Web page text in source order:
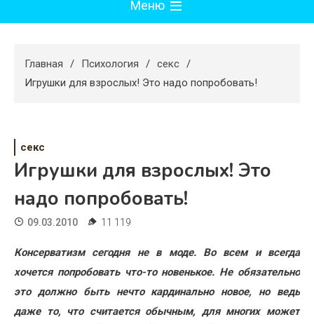
Меню
Худеем
Жизнь
Хобби
Красота
Недвижимость
Главная Психология
секс
Игрушки для взрослых! Это надо попробовать!
секс
Игрушки для взрослых! Это
надо попробовать!
09.03.2010 11 119
Консерватизм сегодня не в моде. Во всем и всегда
хочется попробовать что-то новенькое. Не обязательно
это должно быть нечто кардинально новое, но ведь
даже то, что считается обычным, для многих может